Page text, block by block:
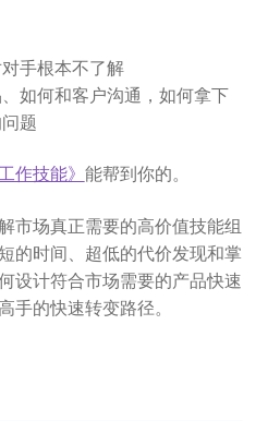
手根本不了解
如何和客户沟通，如何拿下
题
作技能》 能帮到你的。
市场真正需要的高价值技能组
的时间、超低的代价发现和掌
设计符合市场需要的产品快速
手的快速转变路径。